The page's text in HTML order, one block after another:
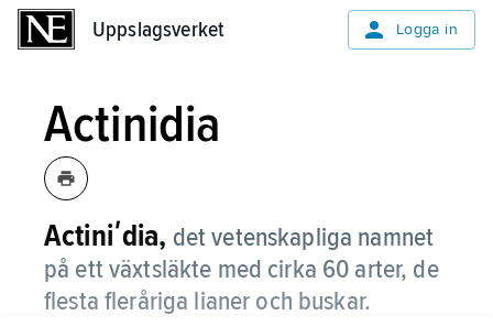
Uppslagsverket Logga in
Actinidia
Actiniʹdia, det vetenskapliga namnet
på ett växtsläkte med cirka 60 arter, de
flesta fleråriga lianer och buskar.